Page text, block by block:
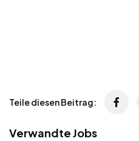
Teile diesen Beitrag:
Verwandte Jobs